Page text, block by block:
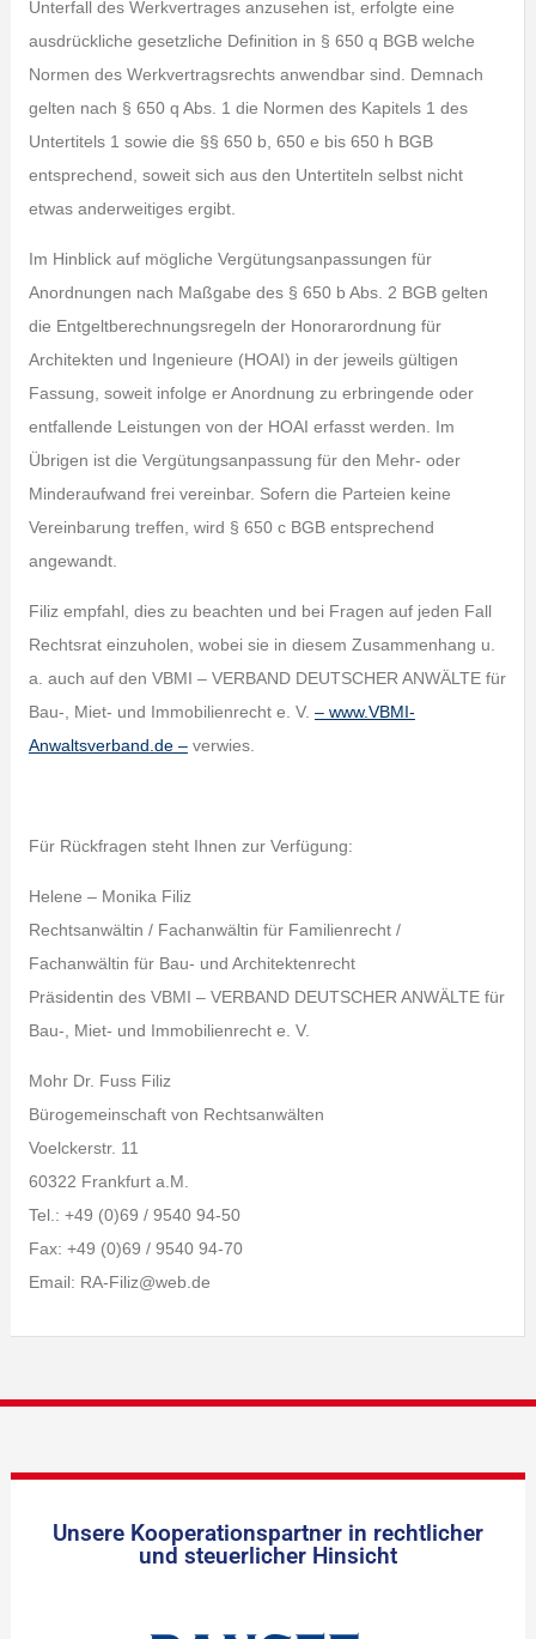
Unterfall des Werkvertrages anzusehen ist, erfolgte eine
ausdrückliche gesetzliche Definition in § 650 q BGB welche
Normen des Werkvertragsrechts anwendbar sind. Demnach
gelten nach § 650 q Abs. 1 die Normen des Kapitels 1 des
Untertitels 1 sowie die §§ 650 b, 650 e bis 650 h BGB
entsprechend, soweit sich aus den Untertiteln selbst nicht
etwas anderweitiges ergibt.
Im Hinblick auf mögliche Vergütungsanpassungen für
Anordnungen nach Maßgabe des § 650 b Abs. 2 BGB gelten
die Entgeltberechnungsregeln der Honorarordnung für
Architekten und Ingenieure (HOAI) in der jeweils gültigen
Fassung, soweit infolge er Anordnung zu erbringende oder
entfallende Leistungen von der HOAI erfasst werden. Im
Übrigen ist die Vergütungsanpassung für den Mehr- oder
Minderaufwand frei vereinbar. Sofern die Parteien keine
Vereinbarung treffen, wird § 650 c BGB entsprechend
angewandt.
Filiz empfahl, dies zu beachten und bei Fragen auf jeden Fall
Rechtsrat einzuholen, wobei sie in diesem Zusammenhang u.
a. auch auf den VBMI – VERBAND DEUTSCHER ANWÄLTE für
Bau-, Miet- und Immobilienrecht e. V. – www.VBMI-
Anwaltsverband.de –verwies.
Für Rückfragen steht Ihnen zur Verfügung:
Helene – Monika Filiz
Rechtsanwältin / Fachanwältin für Familienrecht /
Fachanwältin für Bau- und Architektenrecht
Präsidentin des VBMI – VERBAND DEUTSCHER ANWÄLTE für
Bau-, Miet- und Immobilienrecht e. V.
Mohr Dr. Fuss Filiz
Bürogemeinschaft von Rechtsanwälten
Voelckerstr. 11
60322 Frankfurt a.M.
Tel.: +49 (0)69 / 9540 94-50
Fax: +49 (0)69 / 9540 94-70
Email: RA-Filiz@web.de
Unsere Kooperationspartner in rechtlicher
und steuerlicher Hinsicht